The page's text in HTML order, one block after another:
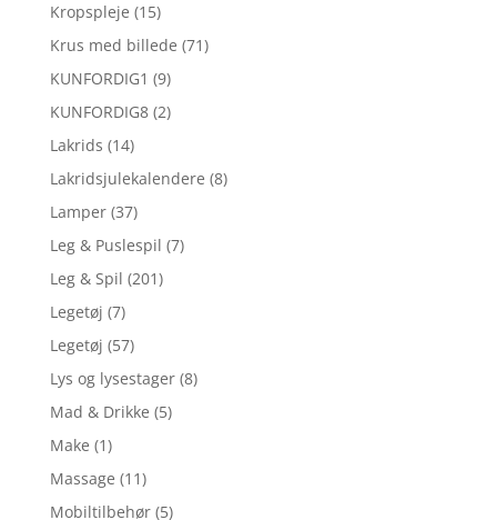
Kropspleje (15)
Krus med billede (71)
KUNFORDIG1 (9)
KUNFORDIG8 (2)
Lakrids (14)
Lakridsjulekalendere (8)
Lamper (37)
Leg & Puslespil (7)
Leg & Spil (201)
Legetøj (7)
Legetøj (57)
Lys og lysestager (8)
Mad & Drikke (5)
Make (1)
Massage (11)
Mobiltilbehør (5)